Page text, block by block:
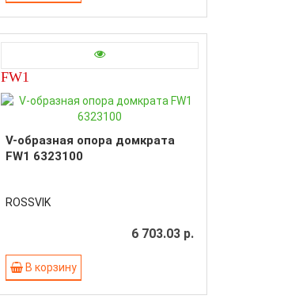
FW1
V-образная опора домкрата
FW1 6323100
ROSSVIK
6 703.03 р.
В корзину